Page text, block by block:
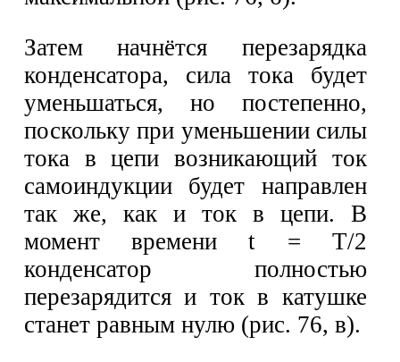
Затем начнётся перезарядка
конденсатора, сила тока будет
уменьшаться, но постепенно,
поскольку при уменьшении силы
тока в цепи возникающий ток
самоиндукции будет направлен
так же, как и ток в цепи. В
момент времени t = Т/2
конденсатор полностью
перезарядится и ток в катушке
станет равным нулю (рис. 76, в).